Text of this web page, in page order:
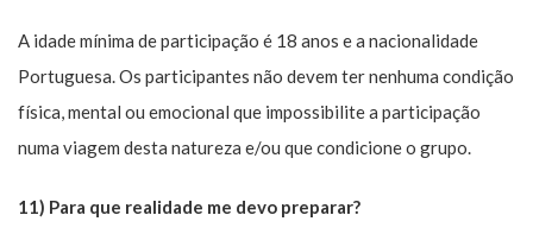
A idade mínima de participação é 18 anos e a nacionalidade
Portuguesa. Os participantes não devem ter nenhuma condição
física, mental ou emocional que impossibilite a participação
numa viagem desta natureza e/ou que condicione o grupo.
11) Para que realidade me devo preparar?